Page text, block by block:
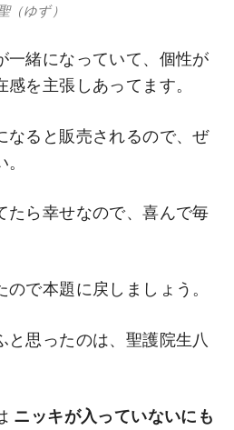
（ゆず）
一緒になっていて、個性が
を主張しあってます。
なると販売されるので、ぜ
たら幸せなので、喜んで毎
で本題に戻しましょう。
思ったのは、聖護院生八
ニッキが入っていないにも